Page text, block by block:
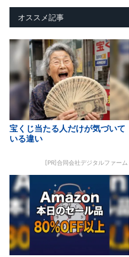
オススメ記事
宝くじ当たる人だけが気づいて
いる違い
[PR]合同会社デジタルファーム